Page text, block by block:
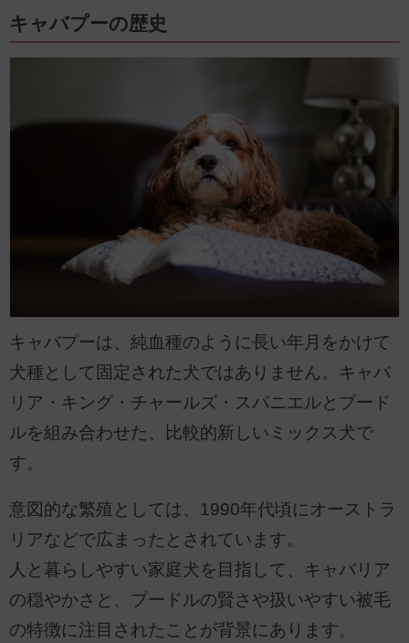
キャバプーの歴史
キャバプーは、純血種のように長い年月をかけて
犬種として固定された犬ではありません。キャバ
リア・キング・チャールズ・スパニエルとプード
ルを組み合わせた、比較的新しいミックス犬で
す。
意図的な繁殖としては、1990年代頃にオーストラ
リアなどで広まったとされています。
人と暮らしやすい家庭犬を目指して、キャバリア
の穏やかさと、プードルの賢さや扱いやすい被毛
の特徴に注目されたことが背景にあります。